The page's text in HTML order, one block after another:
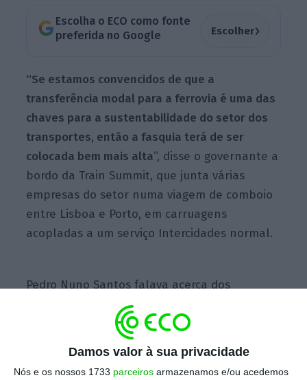
Damos valor à sua privacidade
Nós e os nossos 1733 parceiros armazenamos e/ou acedemos
Escolha o ECO como fonte
preferida no Google
Escolher›
“Se estamos convencidos de que a
transferência modal para a ferrovia é uma das
chaves para a sustentabilidade do setor dos
transportes, então a fasquia terá de ser
colocada bem mais alta“, disse o governante a
bordo da Train Summit, que junta várias
empresas do setor numa viagem de comboio
entre Lisboa e Porto, em carruagens
acopladas a um serviço Intercidades normal.
Pedro Nuno Santos falava acerca dos
objetivos elencados na Estratégia para a
Mobilidade Sustentável e Inteligente da
Comissão Europeia, elaborada no Pacto
Ecológico Europeu (European Green Deal).